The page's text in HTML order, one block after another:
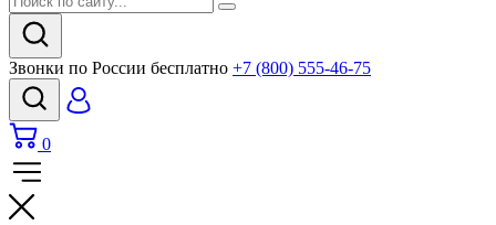
Звонки по России бесплатно +7 (800) 555-46-75
0